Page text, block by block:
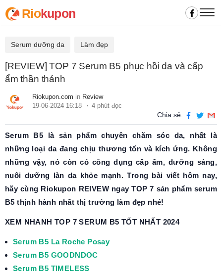
Riokupon
Serum dưỡng da Làm đẹp
[REVIEW] TOP 7 Serum B5 phục hồi da và cấp
ẩm thần thánh
Riokupon.com in Review
19-06-2024 16:18
4 phút đọc
Chia sẻ:
Serum B5 là sản phẩm chuyên chăm sóc da, nhất là
những loại da đang chịu thương tổn và kích ứng. Không
những vậy, nó còn có công dụng cấp ẩm, dưỡng sáng,
nuôi dưỡng làn da khỏe mạnh. Trong bài viết hôm nay,
hãy cùng Riokupon REIVEW ngay TOP 7 sản phẩm serum
B5 thịnh hành nhất thị trường làm đẹp nhé!
XEM NHANH TOP 7 SERUM B5 TỐT NHẤT 2024
Serum B5 La Roche Posay
Serum B5 GOODNDOC
Serum B5 TIMELESS